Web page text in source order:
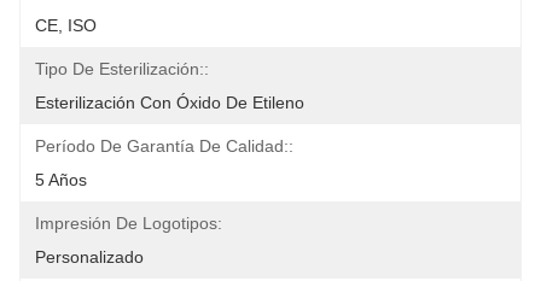
CE, ISO
Tipo De Esterilización::
Esterilización Con Óxido De Etileno
Período De Garantía De Calidad::
5 Años
Impresión De Logotipos:
Personalizado